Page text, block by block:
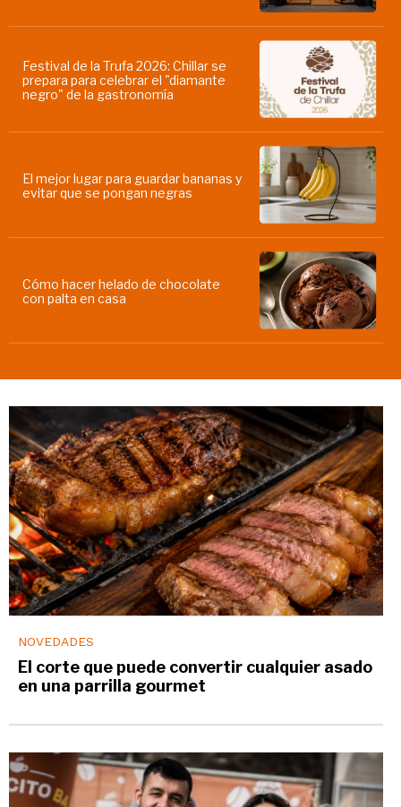
Festival de la Trufa 2026: Chillar se
prepara para celebrar el "diamante
negro" de la gastronomía
El mejor lugar para guardar bananas y
evitar que se pongan negras
Cómo hacer helado de chocolate
con palta en casa
NOVEDADES
El corte que puede convertir cualquier asado
en una parrilla gourmet